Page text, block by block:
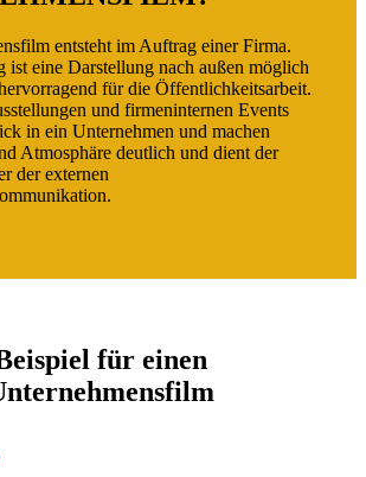
entsteht im Auftrag einer Firma.
ist eine Darstellung nach außen möglich
für die Öffentlichkeitsarbeit.
und firmeninternen Events
in ein Unternehmen und machen
Atmosphäre deutlich und dient der
der externen
für einen